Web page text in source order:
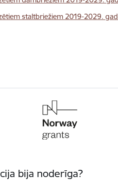
staltbriežiem 2019-2029.
bija noderīga?